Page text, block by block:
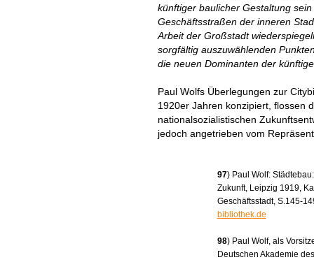
künftiger baulicher Gestaltung
Geschäftsstraßen der inneren
Arbeit der Großstadt
sorgfältig auszuwählenden
die neuen Dominanten der
Paul Wolfs Überlegungen zur
1920er Jahren konzipiert, flossen
nationalsozialistischen
jedoch angetrieben vom
97) Paul Wolf:
Zukunft, Leipzig 1919,
Geschäftsstadt, S.145-
bibliothek.de
98) Paul Wolf, als
Deutschen Akademie